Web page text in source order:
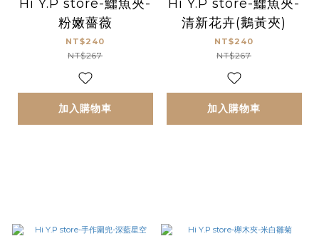
Hi Y.P store-鱷魚夾-
粉嫩薔薇
NT$240
NT$267
加入購物車
Hi Y.P store-鱷魚夾-
清新花卉(鵝黃夾)
NT$240
NT$267
加入購物車